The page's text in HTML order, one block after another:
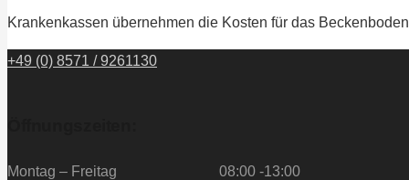
Krankenkassen übernehmen die Kosten für das
+49 (0) 8571 / 9261130
Montag – Freitag 08:00 -13:00